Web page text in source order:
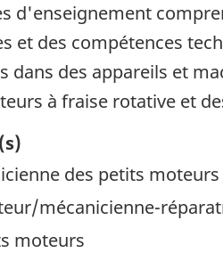
d'enseignement
et des compétences
des appareils et
à fraise rotative et
des petits moteurs
mécanicienne-
moteurs